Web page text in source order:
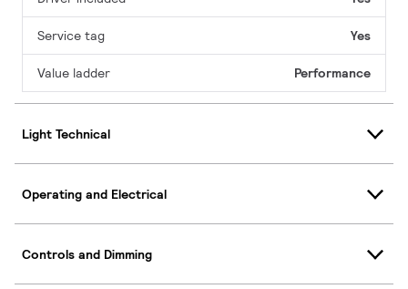
Service tag Yes
Value ladder Performance
Light Technical
Operating and Electrical
Controls and Dimming